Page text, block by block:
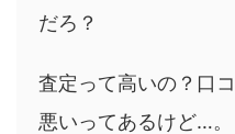
だろ？
査定って高いの？口
悪いってあるけど…。